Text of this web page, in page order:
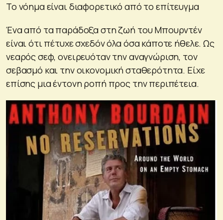
Το νόημα είναι διαφορετικό από το επίτευγμα
Ένα από τα παράδοξα στη ζωή του Μπουρντέν
είναι ότι πέτυχε σχεδόν όλα όσα κάποτε ήθελε. Ως
νεαρός σεφ, ονειρευόταν την αναγνώριση, τον
σεβασμό και την οικονομική σταθερότητα. Είχε
επίσης μια έντονη ροπή προς την περιπέτεια.